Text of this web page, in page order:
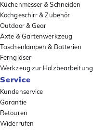
Küchenmesser & Schneiden
Kochgeschirr & Zubehör
Outdoor & Gear
Äxte & Gartenwerkzeug
Taschenlampen & Batterien
Ferngläser
Werkzeug zur Holzbearbeitung
Service
Kundenservice
Garantie
Retouren
Widerrufen